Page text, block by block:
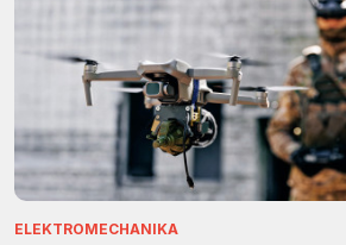
ELEKTROMECHANIKA